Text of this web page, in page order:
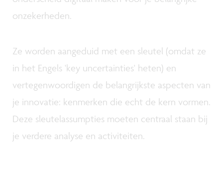
onzekerheden.
Ze worden aangeduid met een sleutel (omdat ze
in het Engels 'key uncertainties' heten) en
vertegenwoordigen de belangrijkste aspecten van
je innovatie: kenmerken die echt de kern vormen.
Deze sleutelassumpties moeten centraal staan bij
je verdere analyse en activiteiten.